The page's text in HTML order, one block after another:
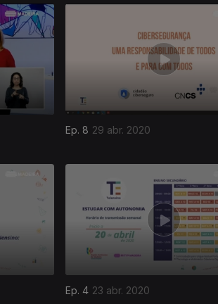
Ep. 8 29 abr. 2020
Ep. 4 23 abr. 2020